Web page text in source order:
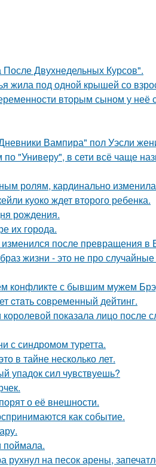
После Двухнедельных Курсов".
жила под одной крышей со
вторым сыном у неё
Вампира" пол Уэсли
"Универу", в сети всё чаще
ролям, кардинально
куоко ждет второго ребенка.
рождения.
их города.
после превращения в
жизни - это не про
конфликте с бывшим мужем
cтaть совpеменный дейтинг.
показала лицо после
с синдромом туретта.
в тайне несколько лет.
упадок сил чувствуешь?
о её внешности.
как событие.
поймала.
на песок арены,